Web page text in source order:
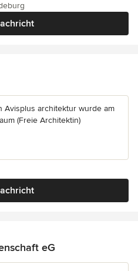
Avisplus architektur wurde am
(Freie Architektin)
eG